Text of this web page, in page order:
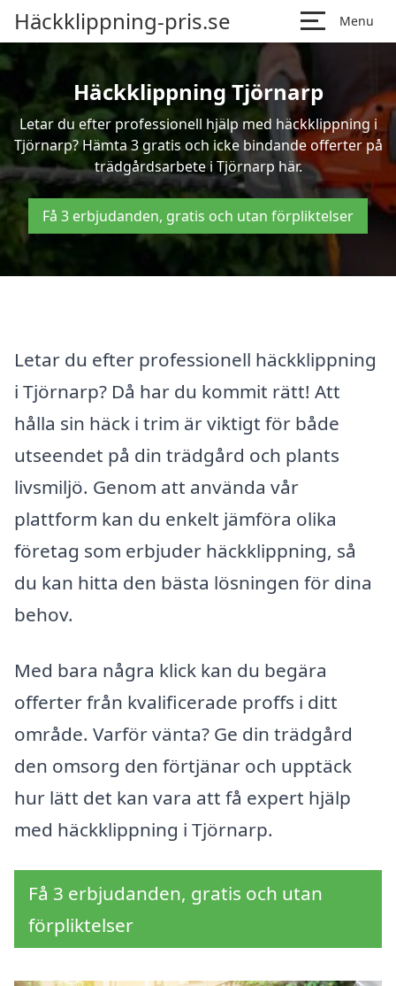
Häckklippning-pris.se Menu
Häckklippning Tjörnarp
Letar du efter professionell hjälp med häckklippning i
Tjörnarp? Hämta 3 gratis och icke bindande offerter på
trädgårdsarbete i Tjörnarp här.
Få 3 erbjudanden, gratis och utan förpliktelser
Letar du efter professionell häckklippning
i Tjörnarp? Då har du kommit rätt! Att
hålla sin häck i trim är viktigt för både
utseendet på din trädgård och plants
livsmiljö. Genom att använda vår
plattform kan du enkelt jämföra olika
företag som erbjuder häckklippning, så
du kan hitta den bästa lösningen för dina
behov.
Med bara några klick kan du begära
offerter från kvalificerade proffs i ditt
område. Varför vänta? Ge din trädgård
den omsorg den förtjänar och upptäck
hur lätt det kan vara att få expert hjälp
med häckklippning i Tjörnarp.
Få 3 erbjudanden, gratis och utan
förpliktelser